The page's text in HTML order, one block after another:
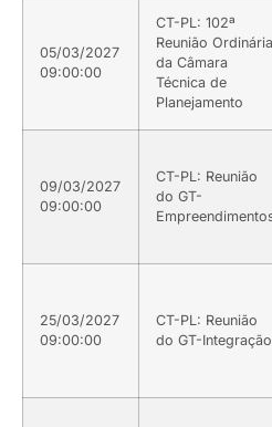
05/03/2027
09:00:00
CT-PL: 102ª
Reunião Ordinária
da Câmara
Técnica de
Planejamento
09/03/2027
09:00:00
CT-PL: Reunião
do GT-
25/03/2027
09:00:00
CT-PL: Reunião
do GT-Integração